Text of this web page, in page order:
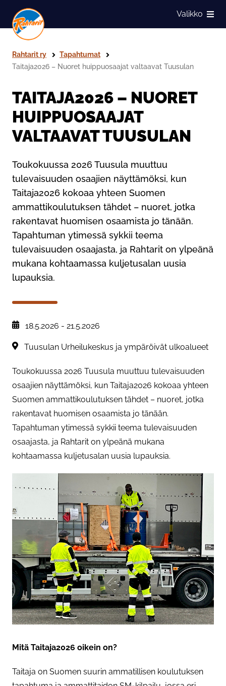
Siirry sivun sisältöön
Näytä
Valikko
Rahtarit ry
Tapahtumat
Taitaja2026 – Nuoret huippuosaajat valtaavat Tuusulan
TAITAJA2026 – NUORET
HUIPPUOSAAJAT
VALTAAVAT TUUSULAN
Toukokuussa 2026 Tuusula muuttuu
tulevaisuuden osaajien näyttämöksi, kun
Taitaja2026 kokoaa yhteen Suomen
ammattikoulutuksen tähdet – nuoret, jotka
rakentavat huomisen osaamista jo tänään.
Tapahtuman ytimessä sykkii teema
tulevaisuuden osaajasta, ja Rahtarit on ylpeänä
mukana kohtaamassa kuljetusalan uusia
lupauksia.
, Tapahtuman päiväys:
18.5.2026 - 21.5.2026
Sijainti:Tuusulan Urheilukeskus ja ympäröivät ulkoalueet
Toukokuussa 2026 Tuusula muuttuu tulevaisuuden
osaajien näyttämöksi, kun Taitaja2026 kokoaa yhteen
Suomen ammattikoulutuksen tähdet – nuoret, jotka
rakentavat huomisen osaamista jo tänään.
Tapahtuman ytimessä sykkii teema tulevaisuuden
osaajasta, ja Rahtarit on ylpeänä mukana
kohtaamassa kuljetusalan uusia lupauksia.
Mitä Taitaja2026 oikein on?
Taitaja on Suomen suurin ammatillisen koulutuksen